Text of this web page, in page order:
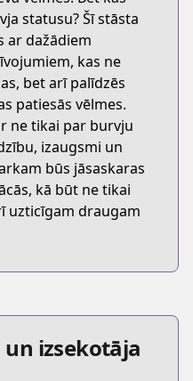
statusu? Šī stāsta
ar dažādiem
kas ne
bet arī palīdzēs
patiesās vēlmes.
ne tikai par burvju
izaugsmi un
būs jāsaskaras
kā būt ne tikai
uzticīgam draugam
izsekotāja